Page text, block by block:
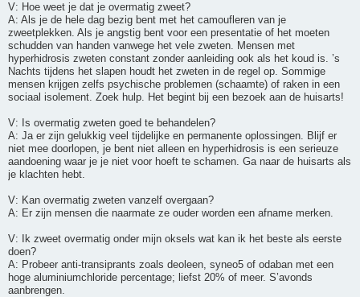
V: Hoe weet je dat je overmatig zweet?
A: Als je de hele dag bezig bent met het camoufleren van je
zweetplekken. Als je angstig bent voor een presentatie of het moeten
schudden van handen vanwege het vele zweten. Mensen met
hyperhidrosis zweten constant zonder aanleiding ook als het koud is. ’s
Nachts tijdens het slapen houdt het zweten in de regel op. Sommige
mensen krijgen zelfs psychische problemen (schaamte) of raken in een
sociaal isolement. Zoek hulp. Het begint bij een bezoek aan de huisarts!
V: Is overmatig zweten goed te behandelen?
A: Ja er zijn gelukkig veel tijdelijke en permanente oplossingen. Blijf er
niet mee doorlopen, je bent niet alleen en hyperhidrosis is een serieuze
aandoening waar je je niet voor hoeft te schamen. Ga naar de huisarts als
je klachten hebt.
V: Kan overmatig zweten vanzelf overgaan?
A: Er zijn mensen die naarmate ze ouder worden een afname merken.
V: Ik zweet overmatig onder mijn oksels wat kan ik het beste als eerste
doen?
A: Probeer anti-transiprants zoals deoleen, syneo5 of odaban met een
hoge aluminiumchloride percentage; liefst 20% of meer. S’avonds
aanbrengen.